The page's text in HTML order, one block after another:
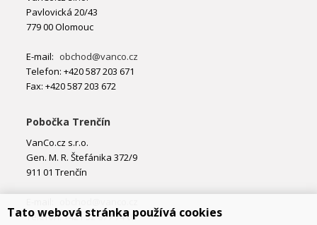
Pavlovická 20/43
779 00 Olomouc
E-mail: obchod@vanco.cz
Telefon: +420 587 203 671
Fax: +420 587 203 672
Pobočka Trenčín
VanCo.cz s.r.o.
Gen. M. R. Štefánika 372/9
911 01 Trenčín
Telefon: +421 32 877 74 02
Tato webová stránka používá cookies